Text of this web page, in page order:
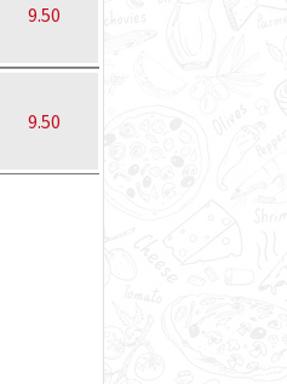
9.50
9.50